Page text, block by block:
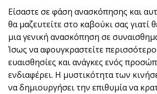
Είσαστε σε φάση ανασκόπησης και
θα μαζευτείτε στο καβούκι σας γιατί
μια γενική ανασκόπηση σε
Ίσως να αφουγκραστείτε περισσότερο
ευαισθησίες και ανάγκες ενός
ενδιαφέρει. Η μυστικότητα των
να δημιουργήσει την επιθυμία να